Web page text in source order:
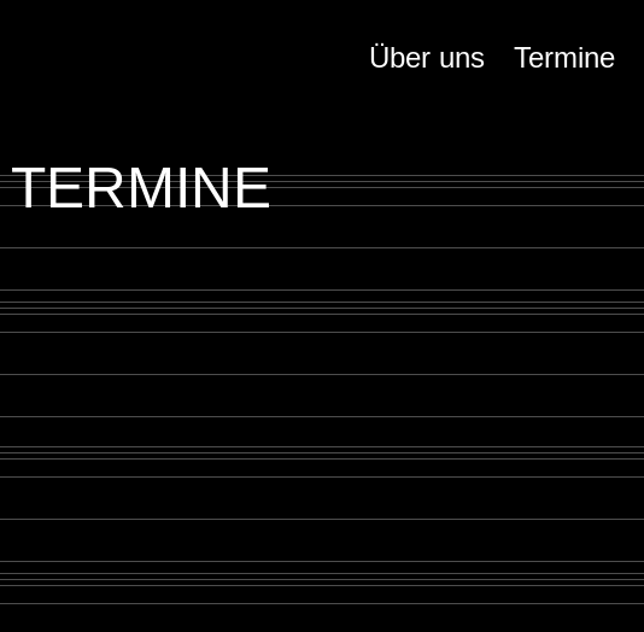
Über uns Termine
TERMINE